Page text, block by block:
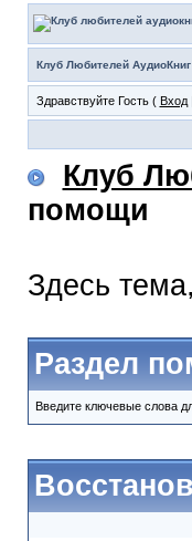
Клуб Любителей АудиоКниг
Здравствуйте Гость ( Вход|
Клуб
помощи
Здесь
Раздел
Введите ключевые слова